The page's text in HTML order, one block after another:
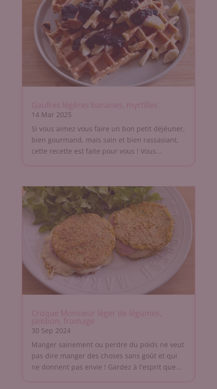
Gaufres légères bananes, myrtilles
14 Mar 2025
Si vous aimez vous faire un bon petit déjéuner,
bien gourmand, mais sain et bien rassasiant,
cette recette est faite pour vous ! Vous...
Croque Monsieur léger de légumes,
jambon, fromage
30 Sep 2024
Manger sainement ou perdre du poids ne veut
pas dire manger des choses sans goût et qui
ne donnent pas envie ! Gardez à l'esprit que...